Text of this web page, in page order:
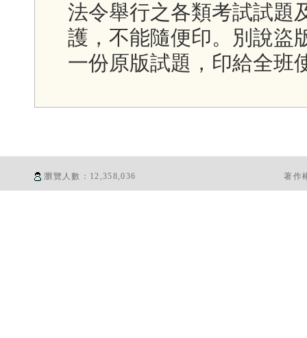
法令舉行之各類考試試題
護，不能隨便印。別說盜
一份原版試題，印給全班
瀏覽人數： 12,358,036 著作